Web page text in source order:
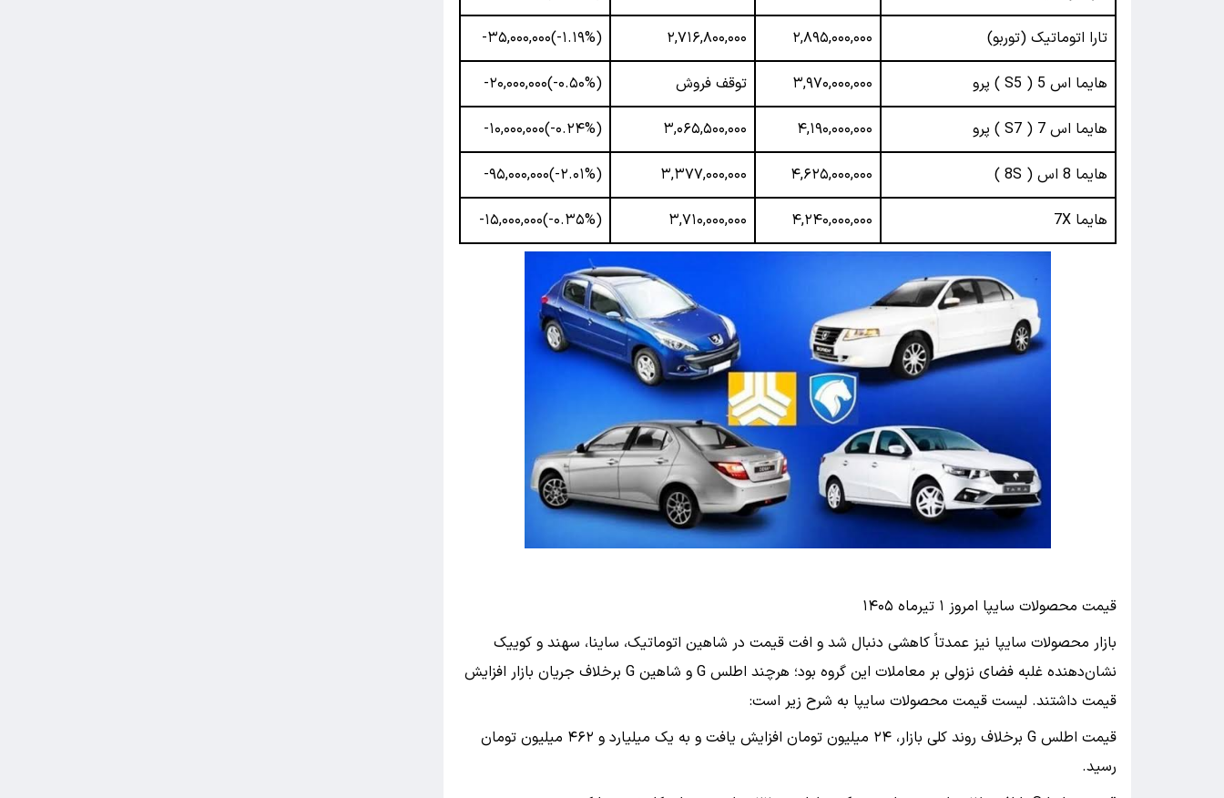
تارا اتوماتیک (توربو) ۲,۸۹۵,۰۰۰,۰۰۰ ۲,۷۱۶,۸۰۰,۰۰۰ (‎-۱.۱۹%‌)‎-۳۵,۰۰۰,۰۰۰‌
هایما اس 5 ( S5 ) پرو ۳,۹۷۰,۰۰۰,۰۰۰ توقف فروش (‎-۰.۵۰%‌)‎-۲۰,۰۰۰,۰۰۰‌
هایما اس 7 ( S7 ) پرو ۴,۱۹۰,۰۰۰,۰۰۰ ۳,۰۶۵,۵۰۰,۰۰۰ (‎-۰.۲۴%‌)‎-۱۰,۰۰۰,۰۰۰‌
هایما 8 اس ( 8S ) ۴,۶۲۵,۰۰۰,۰۰۰ ۳,۳۷۷,۰۰۰,۰۰۰ (‎-۲.۰۱%‌)‎-۹۵,۰۰۰,۰۰۰‌
هایما 7X ۴,۲۴۰,۰۰۰,۰۰۰ ۳,۷۱۰,۰۰۰,۰۰۰ (‎-۰.۳۵%‌)‎-۱۵,۰۰۰,۰۰۰‌
قیمت محصولات سایپا امروز ۱ تیرماه ۱۴۰۵
بازار محصولات سایپا نیز عمدتاً کاهشی دنبال شد و افت قیمت در شاهین اتوماتیک، ساینا، سهند و کوییک
نشان‌دهنده غلبه فضای نزولی بر معاملات این گروه بود؛ هرچند اطلس G و شاهین G برخلاف جریان بازار افزایش
قیمت داشتند. لیست قیمت محصولات سایپا به شرح زیر است:
قیمت اطلس G برخلاف روند کلی بازار، ۲۴ میلیون تومان افزایش یافت و به یک میلیارد و ۴۶۲ میلیون تومان
رسید.